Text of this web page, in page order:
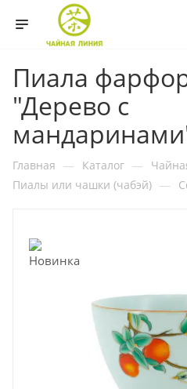
Пиала
"Дерево с
Главная — Каталог —
Пиалы или чашки (чабэй) —